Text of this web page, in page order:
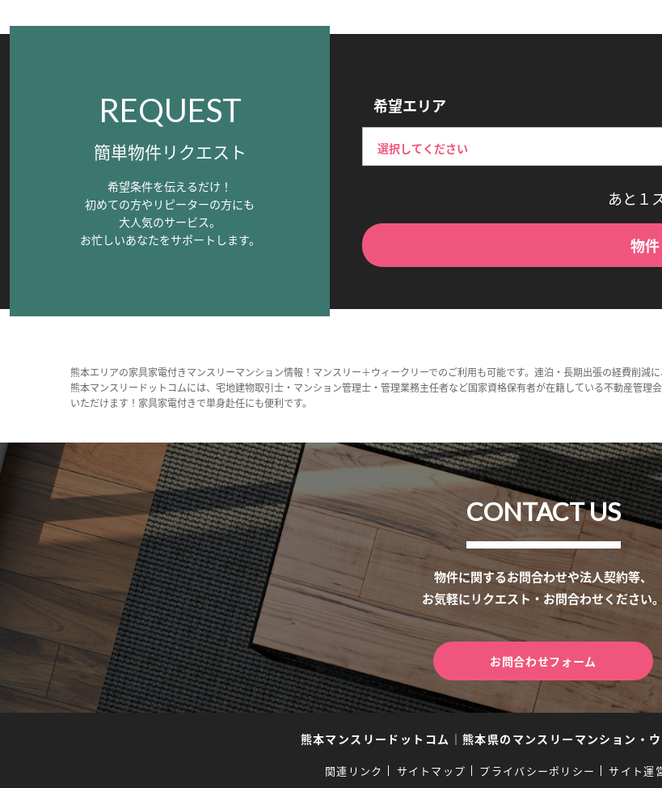
REQUEST
簡単物件リクエスト
希望条件を伝えるだけ！
初めての方やリピーターの方にも
大人気のサービス。
お忙しいあなたをサポートします。
希望エリア
あと１
物
熊本エリアの家具家電付きマンスリーマンション情報！マンスリー＋ウィークリーでのご利用も可能です。連泊・長期出張の経費削減に
熊本マンスリードットコムには、宅地建物取引士・マンション管理士・管理業務主任者など国家資格保有者が在籍している不動産管
いただけます！家具家電付きで単身赴任にも便利です。
CONTACT US
物件に関するお問合わせや法人契約等、
お気軽にリクエスト・お問合わせください。
お問合わせフォーム
熊本マンスリードットコム ｜ 熊本県のマンスリーマンション・
関連リンク サイトマップ プライバシーポリシー サイト運